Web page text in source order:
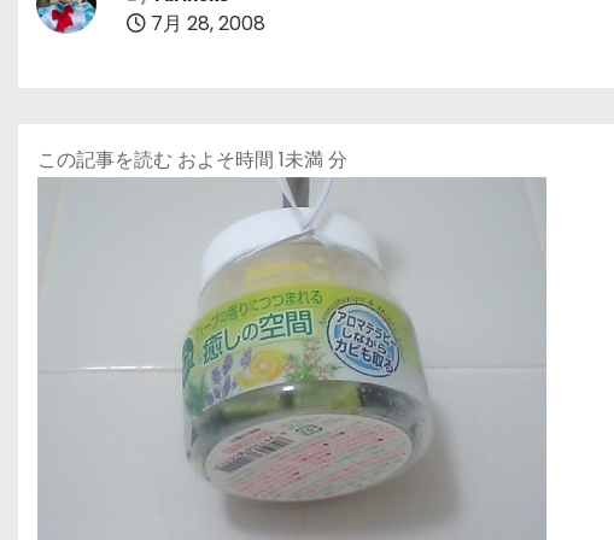
7月 28, 2008
この記事を読む およそ時間 1未満 分